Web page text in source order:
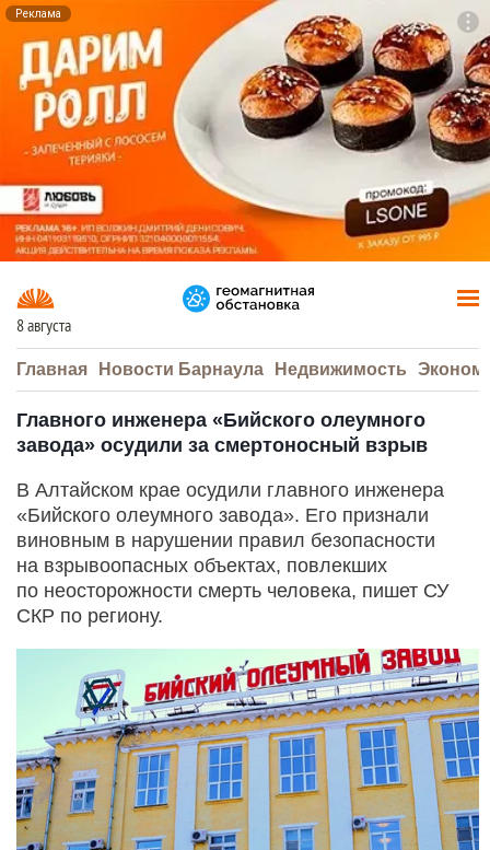
Реклама
8 августа
Главная Новости Барнаула Недвижимость
Главного инженера «Бийского олеумного
завода» осудили за смертоносный взрыв
В Алтайском крае осудили главного инженера
«Бийского олеумного завода». Его признали
виновным в нарушении правил безопасности
на взрывоопасных объектах, повлекших
по неосторожности смерть человека, пишет СУ
СКР по региону.